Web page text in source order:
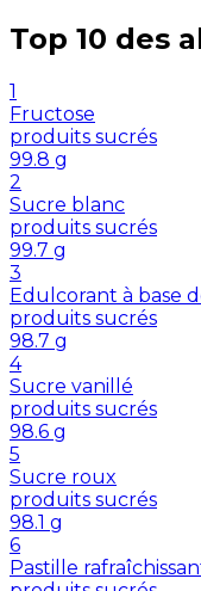
Top 10 des
1
Fructose
produits sucrés
99.8 g
2
Sucre blanc
produits sucrés
99.7 g
3
Edulcorant à base
produits sucrés
98.7 g
4
Sucre vanillé
produits sucrés
98.6 g
5
Sucre roux
produits sucrés
98.1 g
6
Pastille